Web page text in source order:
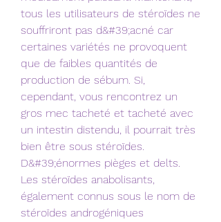
tous les utilisateurs de stéroïdes ne
souffriront pas d&#39;acné car
certaines variétés ne provoquent
que de faibles quantités de
production de sébum. Si,
cependant, vous rencontrez un
gros mec tacheté et tacheté avec
un intestin distendu, il pourrait très
bien être sous stéroïdes.
D&#39;énormes pièges et delts.
Les stéroïdes anabolisants,
également connus sous le nom de
stéroïdes androgéniques